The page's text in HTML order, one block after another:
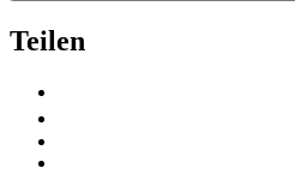
Teilen